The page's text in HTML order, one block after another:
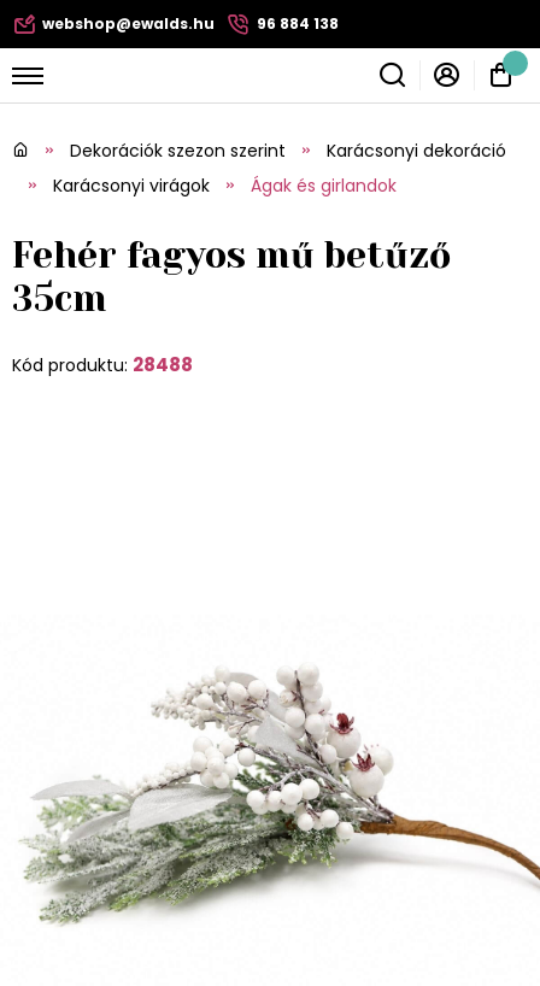
webshop@ewalds.hu 96 884 138
Dekorációk szezon szerint
Karácsonyi dekoráció
Karácsonyi virágok
Ágak és girlandok
Fehér fagyos mű betűző
35cm
Kód produktu: 28488